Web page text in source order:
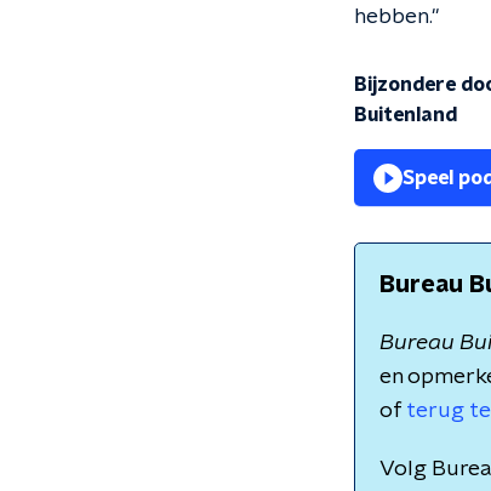
hebben."
Bijzondere
Buitenland
Speel
Bureau
Bureau
en
of terug te
Volg